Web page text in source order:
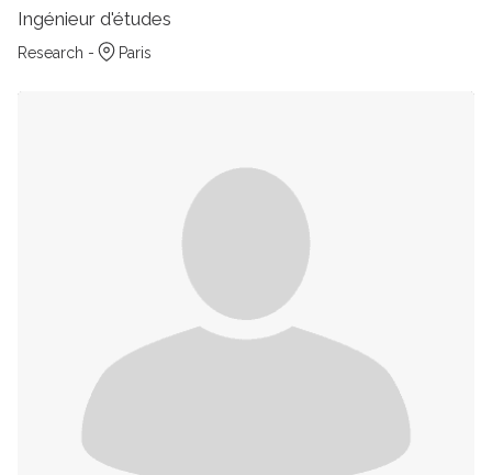
Ingénieur d'études
Research - Paris